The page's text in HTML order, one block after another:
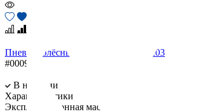
Пневмоколёсный каток XCMG XP203
#00094
В наличии
Характеристики
Эксплуатационная масса.т